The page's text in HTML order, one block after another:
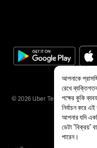
© 2026 Uber Technologies Inc.
আপনাকে
রেখে
পক্ষের কুকি
নির্বাচন করে
আপনার যদি
ডেটা "বিক্রয়"
পারেন।